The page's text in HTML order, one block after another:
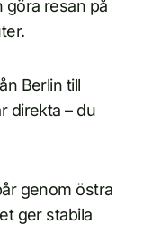
göra resan på
Berlin till
direkta – du
genom östra
ger stabila